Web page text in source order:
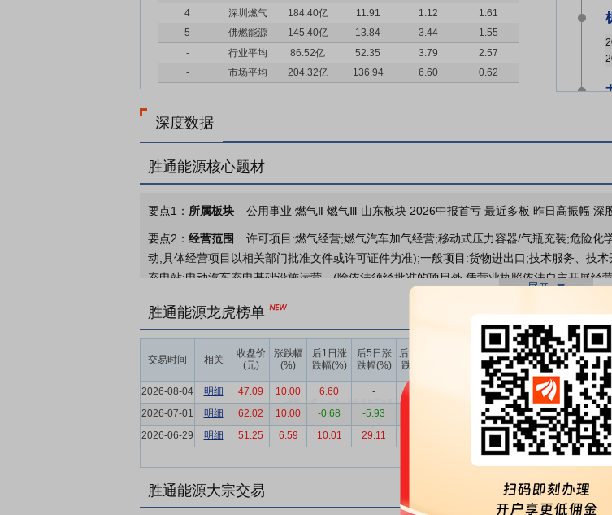
4
深圳燃气 184.40亿 11.91 1.12
1.61
5
佛燃能源 145.40亿 13.84 3.44
1.55
-
行业平均 86.52亿 52.35 3.79
2.57
-
市场平均 204.32亿 136.94 6.60 0.62
深度数据
胜通能源核心题材
要点1： 所属板块 公用事业 燃气Ⅱ 燃气Ⅲ 山东板块 2026中报首亏 最近多板 昨日高振幅 深
要点2： 经营范围
许可项目:燃气经营;燃气汽车加气经营;移动式压力容器/气瓶充装;危险
动,具体经营项目以相关部门批准文件或许可证件为准);一般项目:货物进出口;技术服务、技
充电站;电动汽车充电基础设施运营。(除依法须经批准的项目外,凭营业执照依法自主开展经
要点3：LNG业务
公司坚持LNG运贸一体化发展战略，在全国范围内拓展LNG业务，并投
持续扩大，品牌影响力和市场知名度不断提升，在金联创发布的2025年中国LNG贸易企业
公司全资子公司胜通物流从事危险化学品物流业务，主要涉及LNG品类
线路可辐射全国大部分省份。胜通物流系AAAA级物流企业、中国交通运输协会危化品运输
位，先后荣获“全国危险品物流安全管理先进企业二十强”“全国危险品物流与运输综合服务百
物流行业服务明星品牌企业”等称号。
2021-2025年受LNG供需面变化、国际气价波动以及供暖季气温变化
状态明显，并受国产气与管道气供应稳步增长、贸易摩擦、船期密集等多重因素影响，国内
胜通能源龙虎榜单
交易时间 相关
收盘价
(元)
涨跌幅
(%)
后1日涨
跌幅(%)
后5日涨
跌幅(%)
后10日涨
跌幅(%)
部买入合
上榜营业
部卖出合
计(万)
上榜营业
部买卖净
额合计(万)
2026-08-04 明细 47.09 10.00 6.60 - 14759.52 12433.25 2326.28
2026-07-01
明细 62.02 10.00 -0.68 -5.93 7500.99 9376.95 -1875.96
2026-06-29
明细 51.25 6.59 10.01 29.11 2357.80 5392.58
胜通能源大宗交易